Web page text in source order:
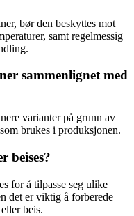
bør den beskyttes mot
samt regelmessig
sammenlignet med
varianter på grunn av
brukes i produksjonen.
beises?
for å tilpasse seg ulike
det er viktig å forberede
beis.